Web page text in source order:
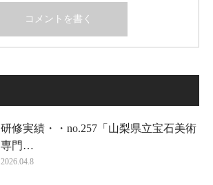
研修実績・・no.257「山梨県立宝石美術
専門…
2026.04.8